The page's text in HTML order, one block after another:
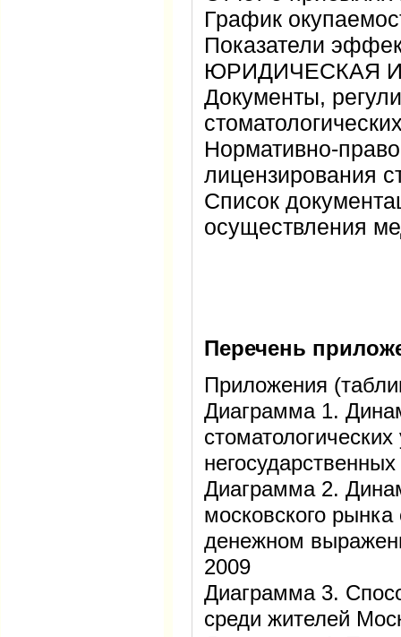
График
Показатели
ЮРИДИЧЕСКАЯ
Документы,
Нормативно-
лицензирования
Список
осуществления
Перечень
Приложения
Диаграмма 1.
Диаграмма 2.
московского рынка
денежном
2009
Диаграмма 3.
среди жителей